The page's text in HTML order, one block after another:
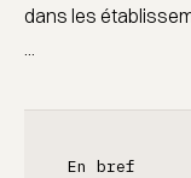
dans les
...
En bref